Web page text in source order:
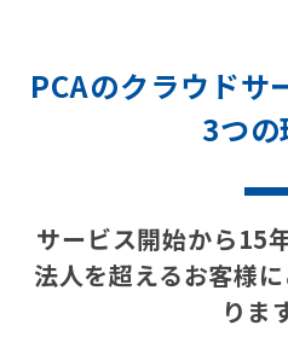
PCAのクラウドサ
3つの
サービス開始から15
法人を超えるお客様
りま